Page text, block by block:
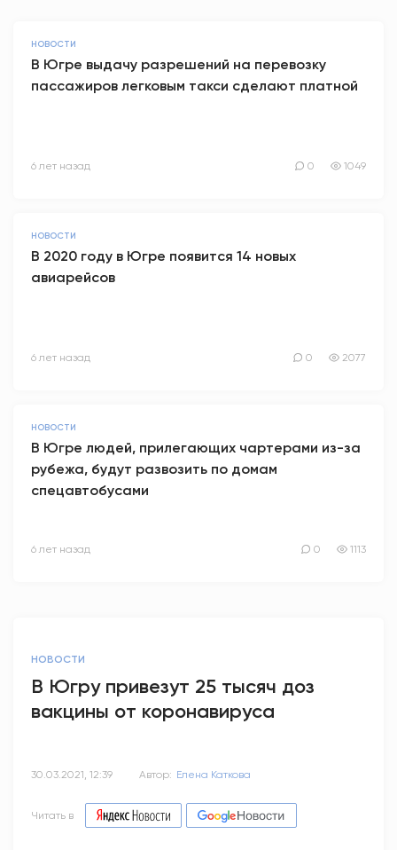
НОВОСТИ
В Югре выдачу разрешений на перевозку
пассажиров легковым такси сделают платной
6 лет назад 0 1049
НОВОСТИ
В 2020 году в Югре появится 14 новых
авиарейсов
6 лет назад 0 2077
НОВОСТИ
В Югре людей, прилегающих чартерами из-за
рубежа, будут развозить по домам
спецавтобусами
6 лет назад 0 1113
НОВОСТИ
В Югру привезут 25 тысяч доз
вакцины от коронавируса
30.03.2021, 12:39 Автор: Елена Каткова
Читать в